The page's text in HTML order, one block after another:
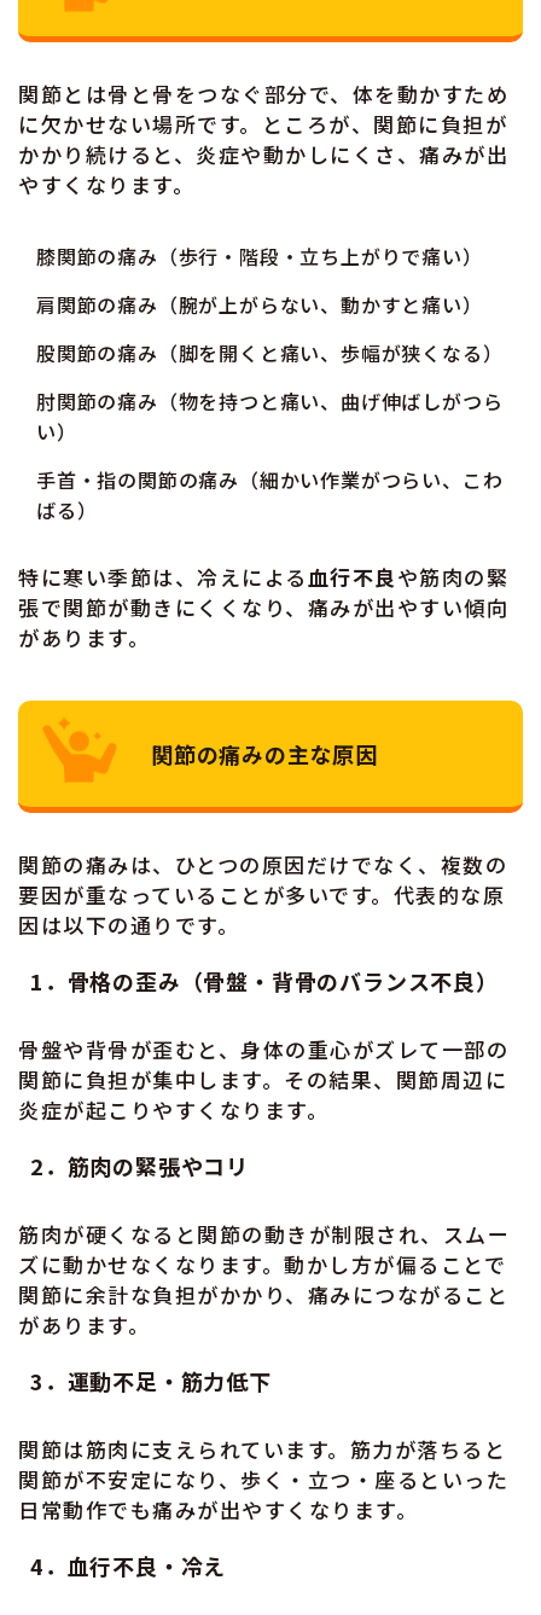
関節とは骨と骨をつなぐ部分で、体を動かすため
に欠かせない場所です。ところが、関節に負担が
かかり続けると、炎症や動かしにくさ、痛みが出
やすくなります。
膝関節の痛み（歩行・階段・立ち上がりで痛い）
肩関節の痛み（腕が上がらない、動かすと痛い）
股関節の痛み（脚を開くと痛い、歩幅が狭くなる）
肘関節の痛み（物を持つと痛い、曲げ伸ばしがつら
い）
手首・指の関節の痛み（細かい作業がつらい、こわ
ばる）
特に寒い季節は、冷えによる血行不良や筋肉の緊
張で関節が動きにくくなり、痛みが出やすい傾向
があります。
関節の痛みの主な原因
関節の痛みは、ひとつの原因だけでなく、複数の
要因が重なっていることが多いです。代表的な原
因は以下の通りです。
1．骨格の歪み（骨盤・背骨のバランス不良）
骨盤や背骨が歪むと、身体の重心がズレて一部の
関節に負担が集中します。その結果、関節周辺に
炎症が起こりやすくなります。
2．筋肉の緊張やコリ
筋肉が硬くなると関節の動きが制限され、スムー
ズに動かせなくなります。動かし方が偏ることで
関節に余計な負担がかかり、痛みにつながること
があります。
3．運動不足・筋力低下
関節は筋肉に支えられています。筋力が落ちると
関節が不安定になり、歩く・立つ・座るといった
日常動作でも痛みが出やすくなります。
4．血行不良・冷え